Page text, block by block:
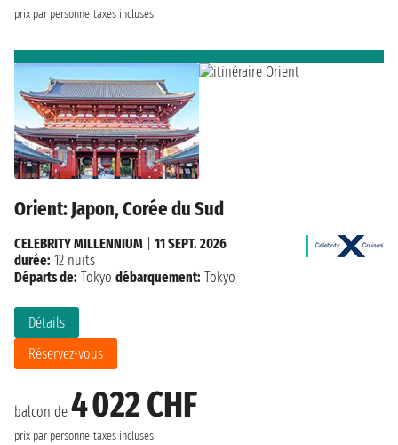
prix par personne taxes incluses
Orient: Japon, Corée du Sud
balcon de 4 022 CHF
prix par personne taxes incluses
Détails
Réservez-vous
CELEBRITY MILLENNIUM
11 SEPT. 2026
durée: 12 nuits
Départs de: Tokyo débarquement: Tokyo